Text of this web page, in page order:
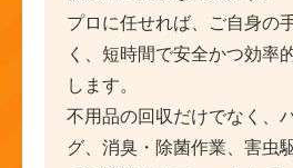
プロに任せれば、ご自身の
く、短時間で安全かつ効率
します。
不用品の回収だけでなく、
グ、消臭・除菌作業、害虫